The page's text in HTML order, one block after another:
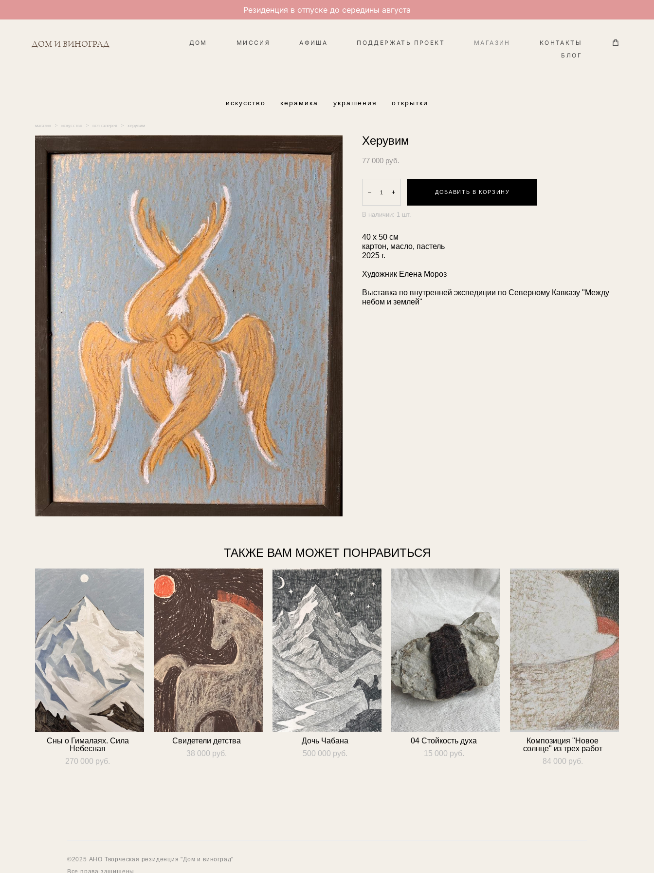
Резиденция в отпуске до середины августа
ДОМ И ВИНОГРАД ДОМ МИССИЯ АФИША ПОДДЕРЖАТЬ ПРОЕКТ МАГАЗИН
КОНТАКТЫ
БЛОГ
искусство керамика украшения открытки
магазин > искусство > вся галерея > херувим
Херувим
77 000 pуб.
В наличии: 1 шт.
ДОБАВИТЬ В КОРЗИНУ
40 х 50 см
картон, масло, пастель
2025 г.
Художник Елена Мороз
Выставка по внутренней экспедиции по Северному Кавказу "Между
небом и землей"
ТАКЖЕ ВАМ МОЖЕТ ПОНРАВИТЬСЯ
Сны о Гималаях. Сила
Небесная
270 000 pуб.
Свидетели детства
38 000 pуб.
Дочь Чабана
500 000 pуб.
04 Стойкость духа
15 000 pуб.
Композиция "Новое
солнце" из трех работ
84 000 pуб.
©2025 АНО Творческая резиденция "Дом и виноград"